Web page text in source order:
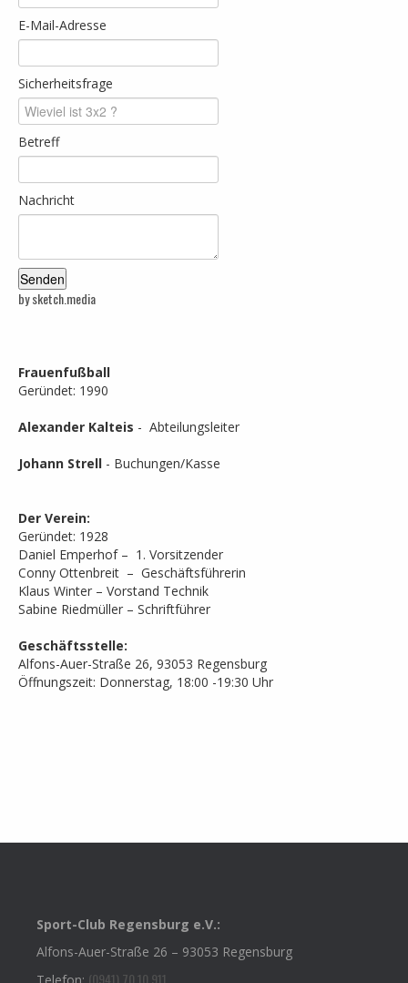
E-Mail-Adresse
Sicherheitsfrage
Betreff
Nachricht
by sketch.media
Frauenfußball
Geründet: 1990
Alexander Kalteis - Abteilungsleiter
Johann Strell - Buchungen/Kasse
Der Verein:
Geründet: 1928
Daniel Emperhof – 1. Vorsitzender
Conny Ottenbreit – Geschäftsführerin
Klaus Winter – Vorstand Technik
Sabine Riedmüller – Schriftführer
Geschäftsstelle:
Alfons-Auer-Straße 26, 93053 Regensburg
Öffnungszeit: Donnerstag, 18:00 -19:30 Uhr
Sport-Club Regensburg e.V.:
Alfons-Auer-Straße 26 – 93053 Regensburg
(0941) 70 10 911